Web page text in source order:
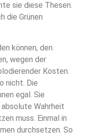
sie diese Thesen.
die Grünen
können, den
wegen der
Kosten.
nicht. Die
egal. Sie
Wahrheit
muss. Einmal in
durchsetzen. So